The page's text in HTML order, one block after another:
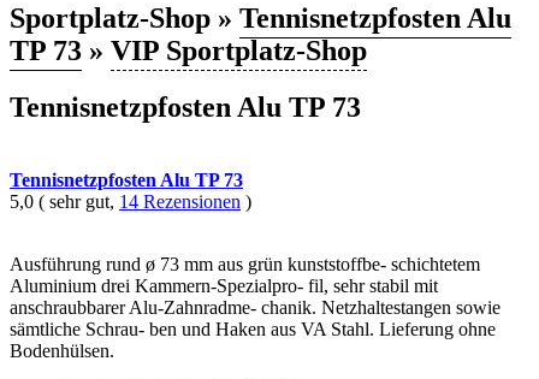
Sportplatz-Shop » Tennisnetzpfosten Alu
TP 73 » VIP Sportplatz-Shop
Tennisnetzpfosten Alu TP 73
Tennisnetzpfosten Alu TP 73
5,0 ( sehr gut, 14 Rezensionen )
Ausführung rund ø 73 mm aus grün kunststoffbe- schichtetem
Aluminium drei Kammern-Spezialpro- fil, sehr stabil mit
anschraubbarer Alu-Zahnradme- chanik. Netzhaltestangen sowie
sämtliche Schrau- ben und Haken aus VA Stahl. Lieferung ohne
Bodenhülsen.